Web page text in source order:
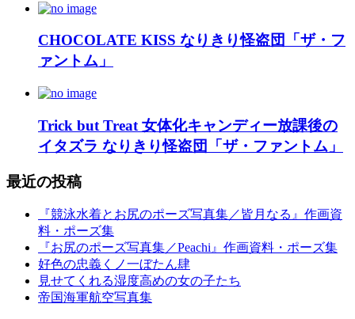
CHOCOLATE KISS なりきり怪盗団「ザ・フ
ァントム」
Trick but Treat 女体化キャンディー放課後の
イタズラ なりきり怪盗団「ザ・ファントム」
最近の投稿
『競泳水着とお尻のポーズ写真集／皆月なる』作画資
料・ポーズ集
『お尻のポーズ写真集／Peachi』作画資料・ポーズ集
好色の忠義くノ一ぼたん肆
見せてくれる湿度高めの女の子たち
帝国海軍航空写真集